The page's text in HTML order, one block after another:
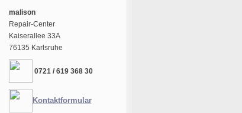
malison
Repair-Center
Kaiserallee 33A
76135 Karlsruhe
0721 / 619 368 30
Kontaktformular